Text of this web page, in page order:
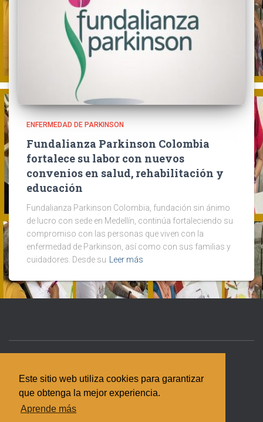
Este sitio web utiliza cookies para garantizar
que obtenga la mejor experiencia.
Aprende más
ENFERMEDAD DE PARKINSON
Fundalianza Parkinson Colombia
fortalece su labor con nuevos
convenios en salud, rehabilitación y
educación
Fundalianza Parkinson Colombia, fundación sin ánimo
de lucro con sede en Medellín, continúa fortaleciendo su
compromiso con las personas que viven con la
enfermedad de Parkinson, así como con sus familias y
cuidadores. Desde su
Leer más
TRANSPARENCIA POLÍTICA DE PRIVACIDAD